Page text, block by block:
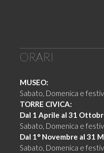
ORARI
MUSEO:
Sabato, Domenica e
TORRE CIVICA:
Dal 1 Aprile al 31
Sabato, Domenica e
Dal 1° Novembre al 31
Sabato, Domenica e